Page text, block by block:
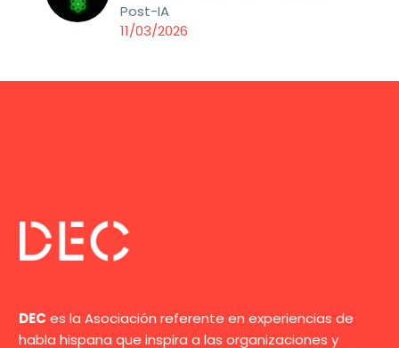
Post-IA
11/03/2026
DEC es la Asociación referente en experiencias de
habla hispana que inspira a las organizaciones y